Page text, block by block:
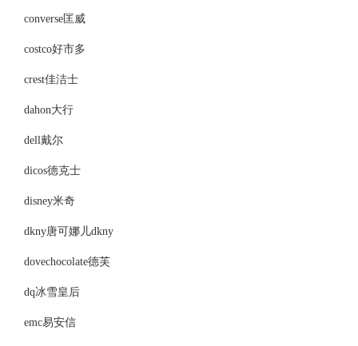
converse匡威
costco好市多
crest佳洁士
dahon大行
dell戴尔
dicos德克士
disney米奇
dkny唐可娜儿dkny
dovechocolate德芙
dq冰雪皇后
emc易安信